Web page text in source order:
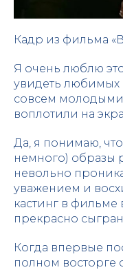
Кадр из фильма
Я очень люблю
увидеть любимых
совсем молодыми
воплотили на
Да, я понимаю,
немного) образы
невольно
уважением и
кастинг в
прекрасно
Когда впервые
полном восторге